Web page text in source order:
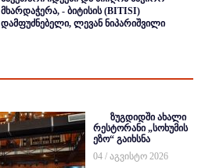
მხარდაჭერა, - ბიტისის (BITISI)
დამფუძნებელი, ლევან ნიპარიშვილი
ზუგდიდში ახალი
რესტორანი „სოხუმის
ეზო“ გაიხსნა
04 / აგვისტო 2026